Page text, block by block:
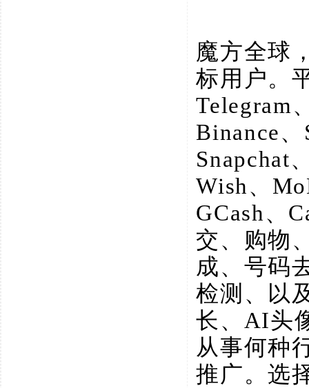
魔方全球
标用户。
Telegram
Binance
Snapchat
Wish、
GCash、
交、购物
成、号码
检测、以
长、AI头
从事何种
推广。选